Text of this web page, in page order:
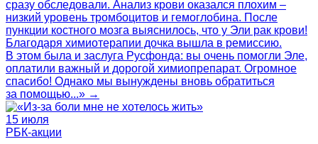
сразу обследовали. Анализ крови оказался плохим –
низкий уровень тромбоцитов и гемоглобина. После
пункции костного мозга выяснилось, что у Эли рак крови!
Благодаря химиотерапии дочка вышла в ремиссию.
В этом была и заслуга Русфонда: вы очень помогли Эле,
оплатили важный и дорогой химиопрепарат. Огромное
спасибо! Однако мы вынуждены вновь обратиться
за помощью...» →
15 июля
РБК-акции